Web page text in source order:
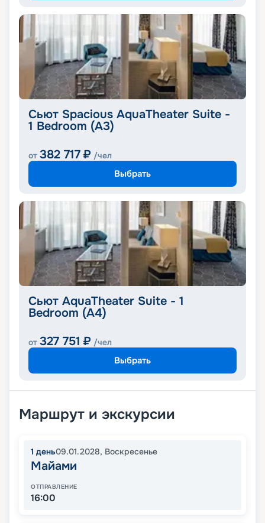
Сьют Spacious AquaTheater Suite -
1 Bedroom (A3)
от 382 717 ₽ /чел
Выбрать
Сьют AquaTheater Suite - 1
Bedroom (A4)
от 327 751 ₽ /чел
Выбрать
Маршрут и экскурсии
1 день09.01.2028, Воскресенье
Майами
ОТПРАВЛЕНИЕ
16:00